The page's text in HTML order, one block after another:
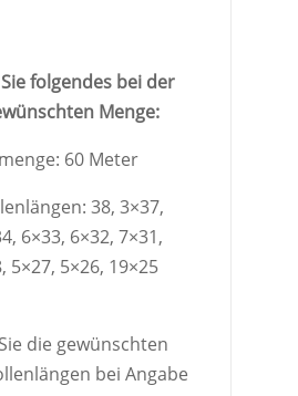
folgendes bei der
Menge:
60 Meter
38, 3×37,
6×33, 6×32, 7×31,
5×27, 5×26, 19×25
die gewünschten
bei Angabe